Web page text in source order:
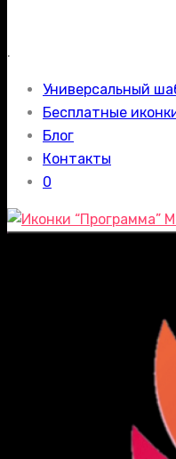
.
Универсальный
Бесплатные
Блог
Контакты
0